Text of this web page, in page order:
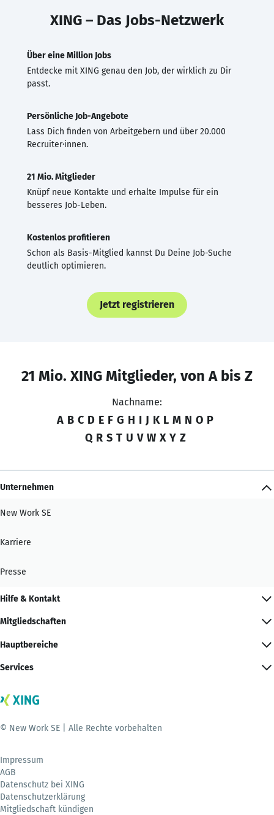
XING – Das Jobs-Netzwerk
Über eine Million Jobs
Entdecke mit XING genau den Job, der wirklich zu Dir
passt.
Persönliche Job-Angebote
Lass Dich finden von Arbeitgebern und über 20.000
Recruiter·innen.
21 Mio. Mitglieder
Knüpf neue Kontakte und erhalte Impulse für ein
besseres Job-Leben.
Kostenlos profitieren
Schon als Basis-Mitglied kannst Du Deine Job-Suche
deutlich optimieren.
Jetzt registrieren
21 Mio. XING Mitglieder, von A bis Z
Nachname:
A B C D E F G H I J K L M N O P
Q R S T U V W X Y Z
Unternehmen
New Work SE
Karriere
Presse
Hilfe & Kontakt
Mitgliedschaften
Hauptbereiche
Services
© New Work SE | Alle Rechte vorbehalten
Impressum
AGB
Datenschutz bei XING
Datenschutzerklärung
Mitgliedschaft kündigen